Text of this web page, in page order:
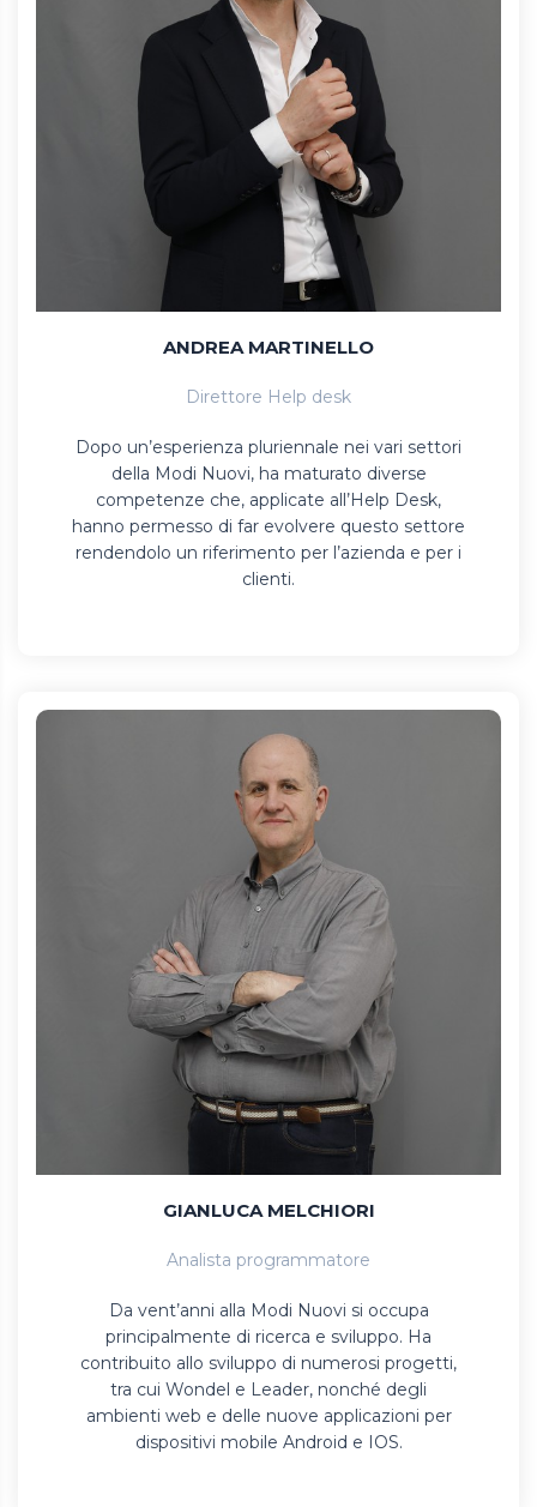
ANDREA MARTINELLO
Direttore Help desk
Dopo un’esperienza pluriennale nei vari settori
della Modi Nuovi, ha maturato diverse
competenze che, applicate all’Help Desk,
hanno permesso di far evolvere questo settore
rendendolo un riferimento per l’azienda e per i
clienti.
GIANLUCA MELCHIORI
Analista programmatore
Da vent’anni alla Modi Nuovi si occupa
principalmente di ricerca e sviluppo. Ha
contribuito allo sviluppo di numerosi progetti,
tra cui Wondel e Leader, nonché degli
ambienti web e delle nuove applicazioni per
dispositivi mobile Android e IOS.